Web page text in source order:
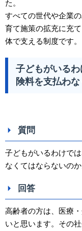
た。
すべての世代や企業
育て施策の拡充に充
体で支える制度です。
子どもがいる
険料を支払わな
質問
子どもがいるわけで
なくてはならないのか
回答
高齢者の方は、医療
いと思います。その